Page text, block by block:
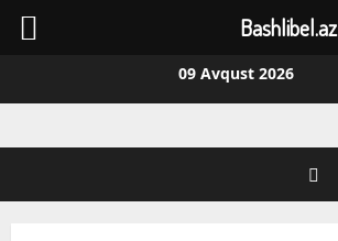
09 Avqust 2026
Bashlibel.az